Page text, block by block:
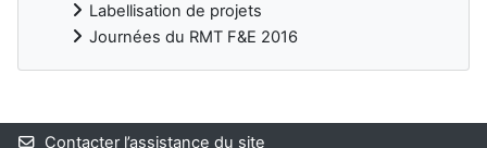
Labellisation de projets
Journées du RMT F&E 2016
Blocs
Contacter l’assistance du site